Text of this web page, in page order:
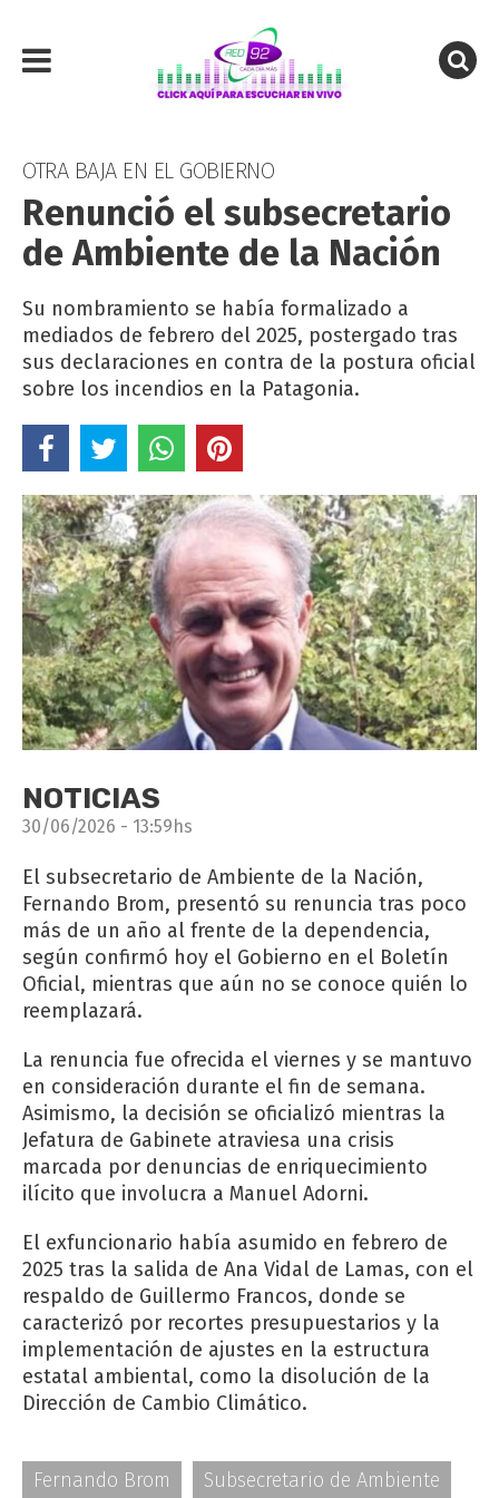
OTRA BAJA EN EL GOBIERNO
Renunció el subsecretario
de Ambiente de la Nación
Su nombramiento se había formalizado a
mediados de febrero del 2025, postergado tras
sus declaraciones en contra de la postura oficial
sobre los incendios en la Patagonia.
NOTICIAS
30/06/2026 - 13:59hs
El subsecretario de Ambiente de la Nación,
Fernando Brom, presentó su renuncia tras poco
más de un año al frente de la dependencia,
según confirmó hoy el Gobierno en el Boletín
Oficial, mientras que aún no se conoce quién lo
reemplazará.
La renuncia fue ofrecida el viernes y se mantuvo
en consideración durante el fin de semana.
Asimismo, la decisión se oficializó mientras la
Jefatura de Gabinete atraviesa una crisis
marcada por denuncias de enriquecimiento
ilícito que involucra a Manuel Adorni.
El exfuncionario había asumido en febrero de
2025 tras la salida de Ana Vidal de Lamas, con el
respaldo de Guillermo Francos, donde se
caracterizó por recortes presupuestarios y la
implementación de ajustes en la estructura
estatal ambiental, como la disolución de la
Dirección de Cambio Climático.
Fernando Brom
Subsecretario de Ambiente